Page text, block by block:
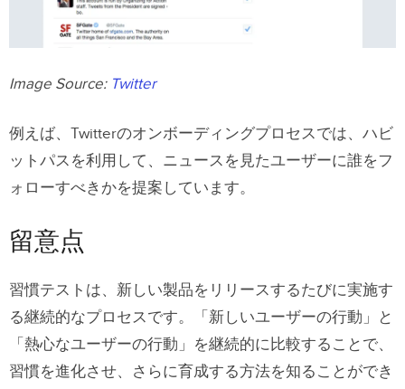
Image Source: Twitter
例えば、Twitterのオンボーディングプロセスでは、ハビ
ットパスを利用して、ニュースを見たユーザーに誰をフ
ォローすべきかを提案しています。
留意点
習慣テストは、新しい製品をリリースするたびに実施す
る継続的なプロセスです。「新しいユーザーの行動」と
「熱心なユーザーの行動」を継続的に比較することで、
習慣を進化させ、さらに育成する方法を知ることができ